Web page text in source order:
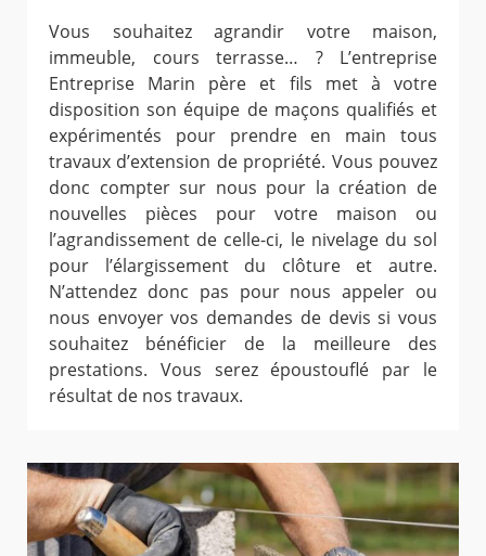
Vous souhaitez agrandir votre maison,
immeuble, cours terrasse… ? L’entreprise
Entreprise Marin père et fils met à votre
disposition son équipe de maçons qualifiés et
expérimentés pour prendre en main tous
travaux d’extension de propriété. Vous pouvez
donc compter sur nous pour la création de
nouvelles pièces pour votre maison ou
l’agrandissement de celle-ci, le nivelage du sol
pour l’élargissement du clôture et autre.
N’attendez donc pas pour nous appeler ou
nous envoyer vos demandes de devis si vous
souhaitez bénéficier de la meilleure des
prestations. Vous serez époustouflé par le
résultat de nos travaux.